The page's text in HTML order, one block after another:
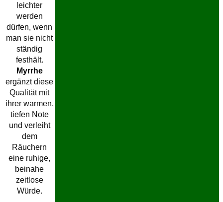
leichter
werden
dürfen, wenn
man sie nicht
ständig
festhält.
Myrrhe
ergänzt diese
Qualität mit
ihrer warmen,
tiefen Note
und verleiht
dem
Räuchern
eine ruhige,
beinahe
zeitlose
Würde.